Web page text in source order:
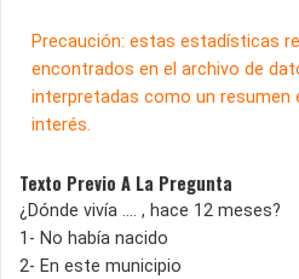
Precaución: estas estadísticas
encontrados en el archivo de
interpretadas como un resumen
interés.
Texto Previo A La Pregunta
¿Dónde vivía …. , hace 12 meses?
1- No había nacido
2- En este municipio